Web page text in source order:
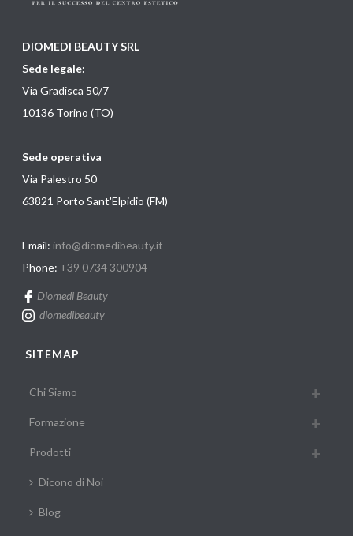
DIOMEDI BEAUTY SRL
Sede legale:
Via Gradisca 50/7
10136 Torino (TO)
Sede operativa
Via Palestro 50
63821 Porto Sant'Elpidio (FM)
Email: info@diomedibeauty.it
Phone: +39 0734 300904
Diomedi Beauty
diomedibeauty
SITEMAP
Chi Siamo
Formazione
Prodotti
Dicono di Noi
Blog